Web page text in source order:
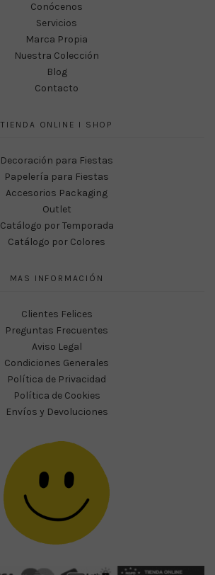
Conócenos
Servicios
Marca Propia
Nuestra Colección
Blog
Contacto
TIENDA ONLINE I SHOP
Decoración para Fiestas
Papelería para Fiestas
Accesorios Packaging
Outlet
Catálogo por Temporada
Catálogo por Colores
MAS INFORMACIÓN
Clientes Felices
Preguntas Frecuentes
Aviso Legal
Condiciones Generales
Política de Privacidad
Política de Cookies
Envíos y Devoluciones